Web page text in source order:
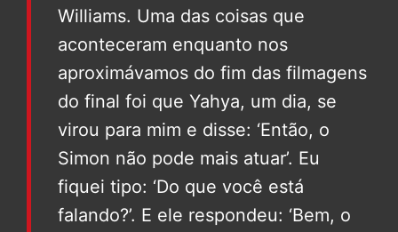
Williams. Uma das coisas que
aconteceram enquanto nos
aproximávamos do fim das filmagens
do final foi que Yahya, um dia, se
virou para mim e disse: ‘Então, o
Simon não pode mais atuar’. Eu
fiquei tipo: ‘Do que você está
falando?’. E ele respondeu: ‘Bem, o